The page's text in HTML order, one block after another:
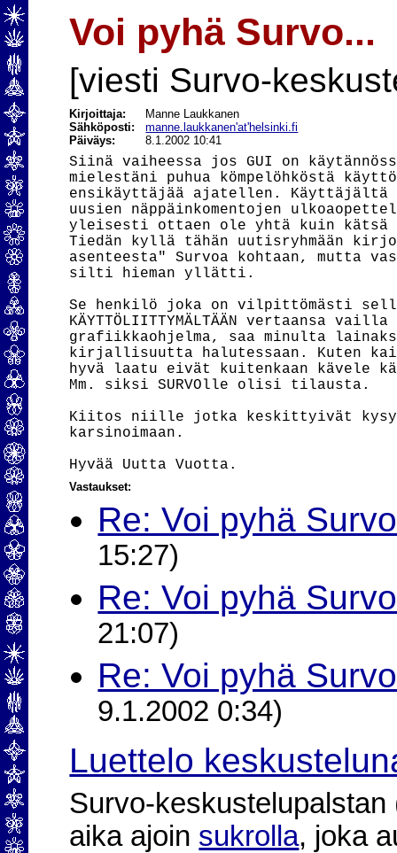
Voi pyhä Survo...
[viesti Survo-
Kirjoittaja:
Manne Laukkanen
Sähköposti:manne.laukkanen'at'helsinki.fi
Päiväys:
8.1.2002 10:41
Siinä vaiheessa jos GUI on
mielestäni puhua kömpelöhköstä
ensikäyttäjää ajatellen. Käyttäjältä
uusien näppäinkomentojen
yleisesti ottaen ole yhtä kuin
Tiedän kyllä tähän uutisryhmään
asenteesta" Survoa kohtaan, mutta
silti hieman yllätti.
Se henkilö joka on vilpittömästi
KÄYTTÖLIITTYMÄLTÄÄN vertaansa
grafiikkaohjelma, saa minulta
kirjallisuutta halutessaan. Kuten
hyvä laatu eivät kuitenkaan kävele
Mm. siksi SURVOlle olisi tilausta.
Kiitos niille jotka keskittyivät
karsinoimaan.
Vastaukset:
Re: Voi pyhä
15:27)
Re: Voi pyhä
21:07)
Re: Voi pyhä
9.1.2002 0:34)
Luettelo
Survo-
aika ajoin sukrolla, joka